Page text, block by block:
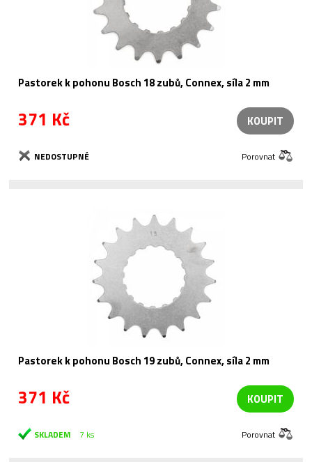
Pastorek k pohonu Bosch 18 zubů, Connex, síla 2 mm
371 Kč KOUPIT
NEDOSTUPNÉ Porovnat
Pastorek k pohonu Bosch 19 zubů, Connex, síla 2 mm
371 Kč KOUPIT
SKLADEM 7 ks Porovnat